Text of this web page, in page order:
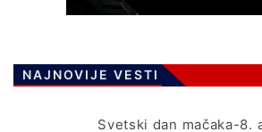
NAJNOVIJE VESTI
Svetski dan mačaka-8.